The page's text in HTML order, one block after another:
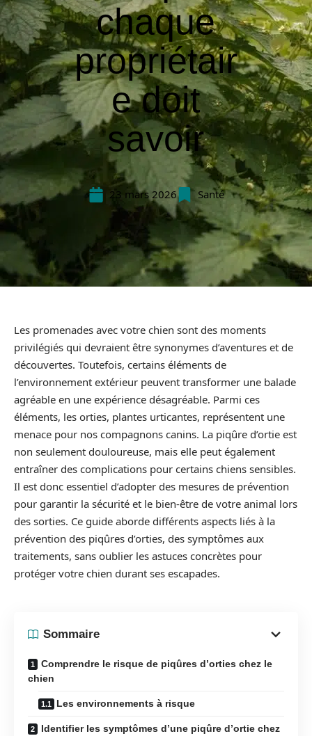
chaque
propriétair
e doit
savoir
23 mars 2026 Santé
Les promenades avec votre chien sont des moments
privilégiés qui devraient être synonymes d’aventures et de
découvertes. Toutefois, certains éléments de
l’environnement extérieur peuvent transformer une balade
agréable en une expérience désagréable. Parmi ces
éléments, les orties, plantes urticantes, représentent une
menace pour nos compagnons canins. La piqûre d’ortie est
non seulement douloureuse, mais elle peut également
entraîner des complications pour certains chiens sensibles.
Il est donc essentiel d’adopter des mesures de prévention
pour garantir la sécurité et le bien-être de votre animal lors
des sorties. Ce guide aborde différents aspects liés à la
prévention des piqûres d’orties, des symptômes aux
traitements, sans oublier les astuces concrètes pour
protéger votre chien durant ses escapades.
Sommaire
Comprendre le risque de piqûres d’orties chez le
chien
Les environnements à risque
Identifier les symptômes d’une piqûre d’ortie chez